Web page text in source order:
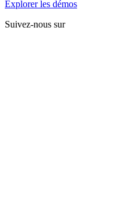
Explorer les démos
Suivez-nous sur